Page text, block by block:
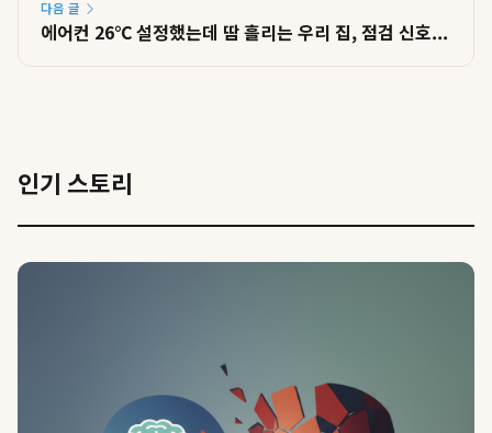
다음 글
에어컨 26℃ 설정했는데 땀 흘리는 우리 집, 점검 신호...
인기 스토리